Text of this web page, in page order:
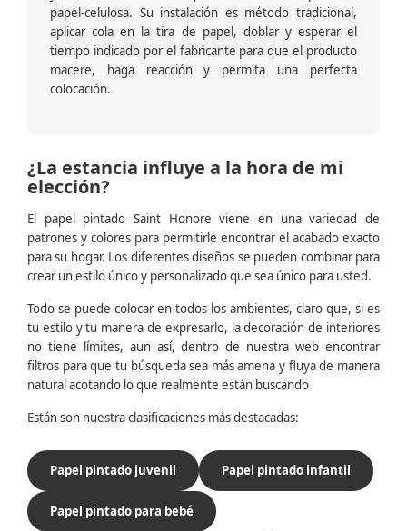
papel-celulosa. Su instalación es método tradicional,
aplicar cola en la tira de papel, doblar y esperar el
tiempo indicado por el fabricante para que el producto
macere, haga reacción y permita una perfecta
colocación.
¿La estancia influye a la hora de mi
elección?
El papel pintado Saint Honore viene en una variedad de
patrones y colores para permitirle encontrar el acabado exacto
para su hogar. Los diferentes diseños se pueden combinar para
crear un estilo único y personalizado que sea único para usted.
Todo se puede colocar en todos los ambientes, claro que, si es
tu estilo y tu manera de expresarlo, la decoración de interiores
no tiene límites, aun así, dentro de nuestra web encontrar
filtros para que tu búsqueda sea más amena y fluya de manera
natural acotando lo que realmente están buscando
Están son nuestra clasificaciones más destacadas:
Papel pintado juvenil Papel pintado infantil
Papel pintado para bebé